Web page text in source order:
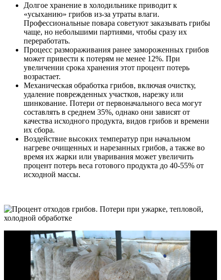
Долгое хранение в холодильнике приводит к
«усыханию» грибов из-за утраты влаги.
Профессиональные повара советуют заказывать грибы
чаще, но небольшими партиями, чтобы сразу их
переработать.
Процесс размораживания ранее замороженных грибов
может привести к потерям не менее 12%. При
увеличении срока хранения этот процент потерь
возрастает.
Механическая обработка грибов, включая очистку,
удаление поврежденных участков, нарезку или
шинкование. Потери от первоначального веса могут
составлять в среднем 35%, однако они зависят от
качества исходного продукта, видов грибов и времени
их сбора.
Воздействие высоких температур при начальном
нагреве очищенных и нарезанных грибов, а также во
время их жарки или уваривания может увеличить
процент потерь веса готового продукта до 40-55% от
исходной массы.